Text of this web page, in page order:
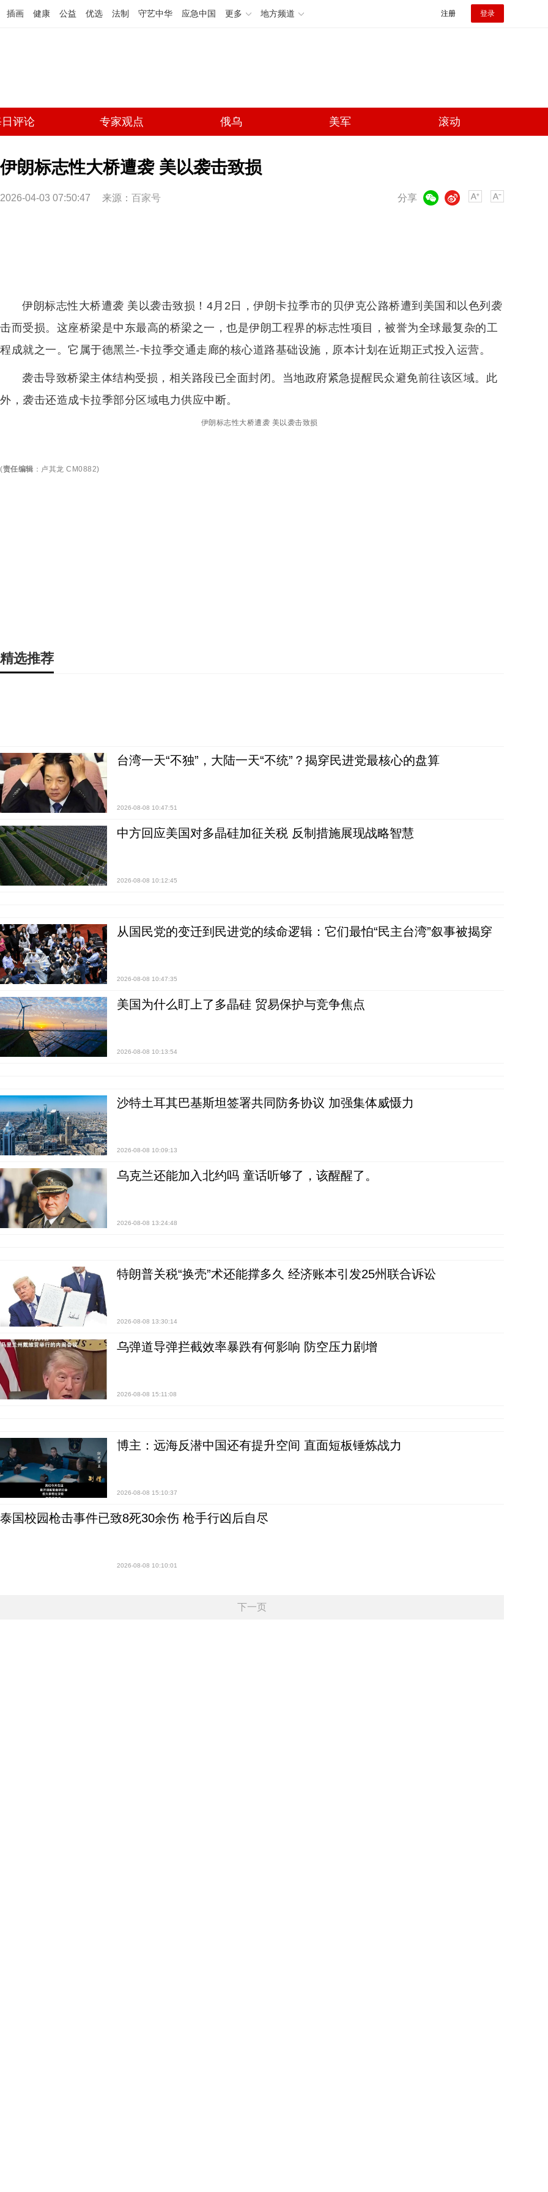
插画 健康 公益 优选 法制 守艺中华 应急中国 更多 地方频道 注册 登录
评论 专家观点 俄乌 美军 滚动
伊朗标志性大桥遭袭 美以袭击致损
2026-04-03 07:50:47 来源： 百家号 分享
微博
伊朗标志性大桥遭袭 美以袭击致损！4月2日，伊朗卡拉季市的贝伊克公路桥遭到美国和以色列袭
击而受损。这座桥梁是中东最高的桥梁之一，也是伊朗工程界的标志性项目，被誉为全球最复杂的工
程成就之一。它属于德黑兰-卡拉季交通走廊的核心道路基础设施，原本计划在近期正式投入运营。
袭击导致桥梁主体结构受损，相关路段已全面封闭。当地政府紧急提醒民众避免前往该区域。此
外，袭击还造成卡拉季部分区域电力供应中断。
伊朗标志性大桥遭袭 美以袭击致损
(责任编辑 ： 卢其龙 CM0882)
精选推荐
台湾一天“不独”，大陆一天“不统”？揭穿民进党最核心的盘算
2026-08-08 10:47:51
中方回应美国对多晶硅加征关税 反制措施展现战略智慧
2026-08-08 10:12:45
从国民党的变迁到民进党的续命逻辑：它们最怕“民主台湾”叙事被揭穿
2026-08-08 10:47:35
美国为什么盯上了多晶硅 贸易保护与竞争焦点
2026-08-08 10:13:54
沙特土耳其巴基斯坦签署共同防务协议 加强集体威慑力
2026-08-08 10:09:13
乌克兰还能加入北约吗 童话听够了，该醒醒了。
2026-08-08 13:24:48
特朗普关税“换壳”术还能撑多久 经济账本引发25州联合诉讼
2026-08-08 13:30:14
乌弹道导弹拦截效率暴跌有何影响 防空压力剧增
2026-08-08 15:11:08
博主：远海反潜中国还有提升空间 直面短板锤炼战力
2026-08-08 15:10:37
泰国校园枪击事件已致8死30余伤 枪手行凶后自尽
2026-08-08 10:10:01
下一页